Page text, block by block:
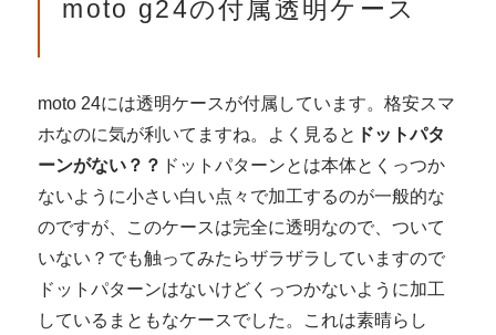
moto g24の付属透明ケース
moto 24には透明ケースが付属しています。格安スマ
ホなのに気が利いてますね。よく見ると ドットパタ
ーンがない？？ ドットパターンとは本体とくっつか
ないように小さい白い点々で加工するのが一般的な
のですが、このケースは完全に透明なので、ついて
いない？でも触ってみたらザラザラしていますので
ドットパターンはないけどくっつかないように加工
しているまともなケースでした。これは素晴らし